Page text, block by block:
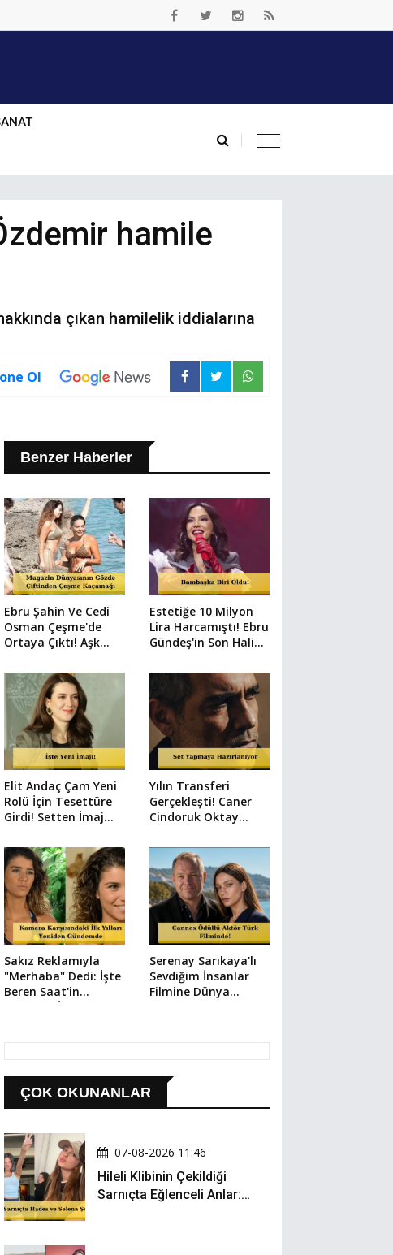
hamile
çıkan hamilelik iddialarına
Ol
Benzer Haberler
Ebru Şahin Ve Cedi
Osman Çeşme'de
Ortaya Çıktı! Aşk
Gündemde
Estetiğe 10 Milyon
Lira Harcamıştı! Ebru
Gündeş'in Son Hali
Elit Andaç Çam Yeni
Rolü İçin Tesettüre
Girdi! Setten İmaj
Yılın Transferi
Gerçekleşti! Caner
Cindoruk Oktay
Kadrosunda
Sakız Reklamıyla
"Merhaba" Dedi: İşte
Beren Saat'in
Oynadığı İlk Dizi
Serenay Sarıkaya'lı
Sevdiğim İnsanlar
Filmine Dünya
ÇOK OKUNANLAR
07-08-2026 11:46
Hileli Klibinin Çekildiği
Sarnıçta Eğlenceli Anlar: